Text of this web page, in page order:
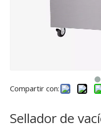
Compartir con:
Sellador de